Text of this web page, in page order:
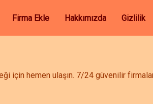
Firma Ekle Hakkımızda Gizlilik
için hemen ulaşın. 7/24 güvenilir